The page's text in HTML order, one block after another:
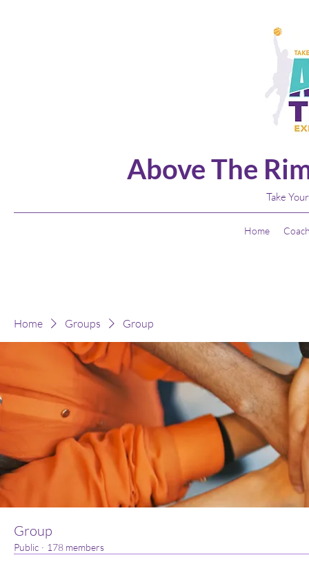
Above The
Take
Home
Home Groups Group
Group
Public · 178 members